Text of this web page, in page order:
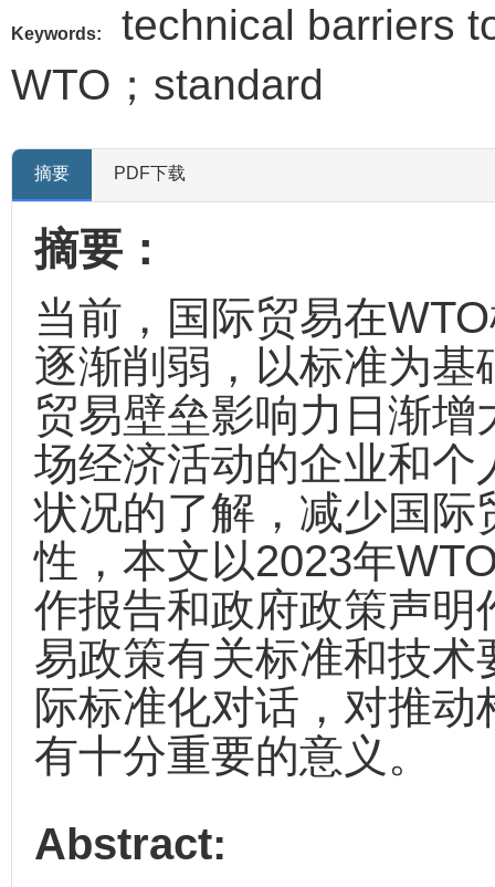
Keywords:
technical barriers
WTO；standard
摘要 PDF下载
摘要：
当前，国际贸易在
逐渐削弱，以标准为
贸易壁垒影响力日渐
场经济活动的企业和
状况的了解，减少国
性，本文以2023年
作报告和政府政策声
易政策有关标准和技
际标准化对话，对推
有十分重要的意义。
Abstract: